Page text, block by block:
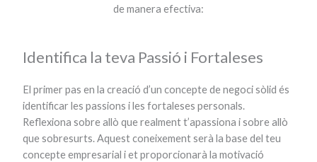
de manera efectiva:
Identifica la teva Passió i Fortaleses
El primer pas en la creació d’un concepte de negoci sòlid és
identificar les passions i les fortaleses personals.
Reflexiona sobre allò que realment t’apassiona i sobre allò
que sobresurts. Aquest coneixement serà la base del teu
concepte empresarial i et proporcionarà la motivació